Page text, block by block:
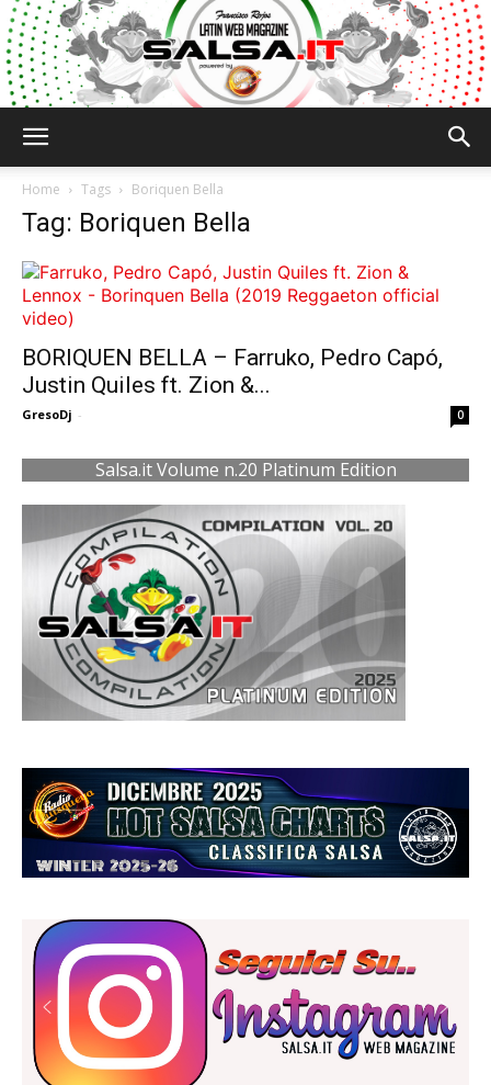
Home Tags Boriquen Bella
Tag: Boriquen Bella
BORIQUEN BELLA – Farruko, Pedro Capó,
Justin Quiles ft. Zion &...
GresoDj - 0
Salsa.it Volume n.20 Platinum Edition